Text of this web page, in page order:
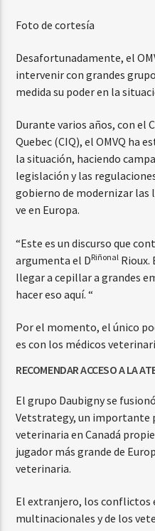
Foto de cortesía
Desafortunadamente, el
intervenir con grandes
medida su poder en la
Durante varios años, con el
Quebec (CIQ), el OMVQ ha
la situación, haciendo
legislación y las
gobierno de modernizar las
ve en Europa.
“Este es un discurso que
argumenta el DRiñonal Rioux.
llegar a cepillar a grandes
hacer eso aquí. “
Por el momento, el único
es con los médicos
RECOMENDAR ACCESO A LA
El grupo Daubigny se
Vetstrategy, un importante
veterinaria en Canadá
jugador más grande de
veterinaria.
El extranjero, los conflictos
multinacionales y de los